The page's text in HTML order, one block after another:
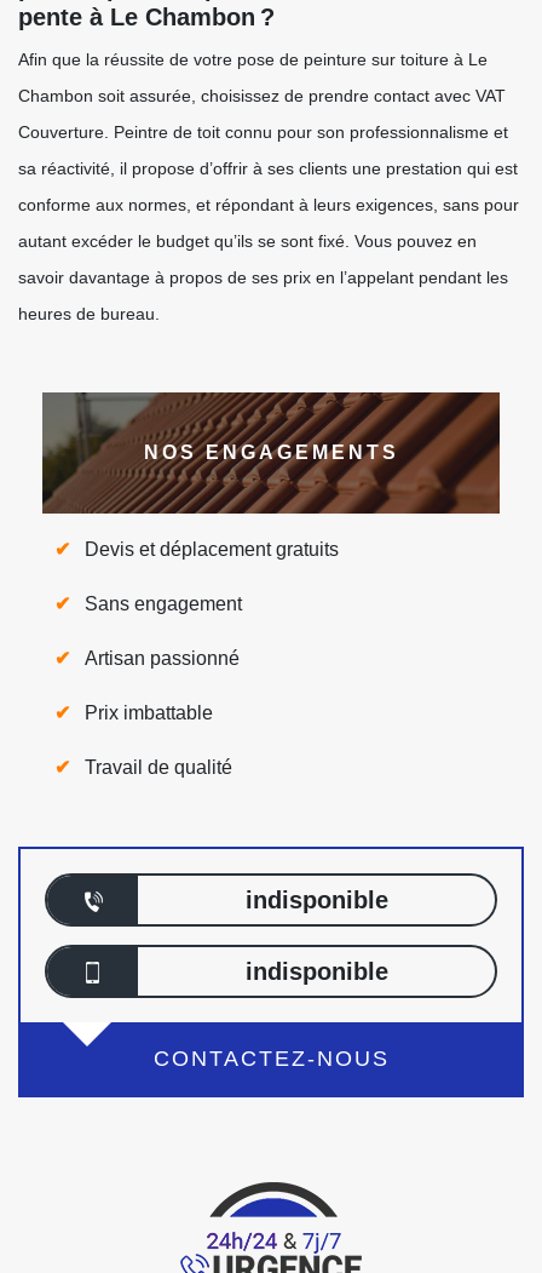
pente à Le Chambon ?
Afin que la réussite de votre pose de peinture sur toiture à Le
Chambon soit assurée, choisissez de prendre contact avec VAT
Couverture. Peintre de toit connu pour son professionnalisme et
sa réactivité, il propose d’offrir à ses clients une prestation qui est
conforme aux normes, et répondant à leurs exigences, sans pour
autant excéder le budget qu’ils se sont fixé. Vous pouvez en
savoir davantage à propos de ses prix en l’appelant pendant les
heures de bureau.
NOS ENGAGEMENTS
Devis et déplacement gratuits
Sans engagement
Artisan passionné
Prix imbattable
Travail de qualité
indisponible
indisponible
CONTACTEZ-NOUS